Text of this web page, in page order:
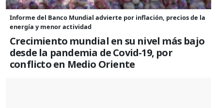
Informe del Banco Mundial advierte por inflación, precios de la
energía y menor actividad
Crecimiento mundial en su nivel más bajo
desde la pandemia de Covid-19, por
conflicto en Medio Oriente